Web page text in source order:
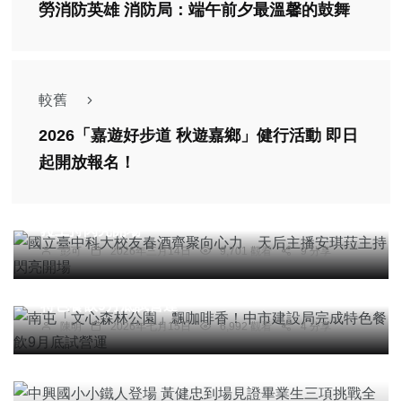
勞消防英雄 消防局：端午前夕最溫馨的鼓舞
較舊
2026「嘉遊好步道 秋遊嘉鄉」健行活動 即日
起開放報名！
彭可 2026年三月14日 9,701 觀看 9 分享
文教
南屯「文心森林公園」飄咖啡香！中市建設局完成
陳明 2026年七月15日 6,992 觀看 4 分享